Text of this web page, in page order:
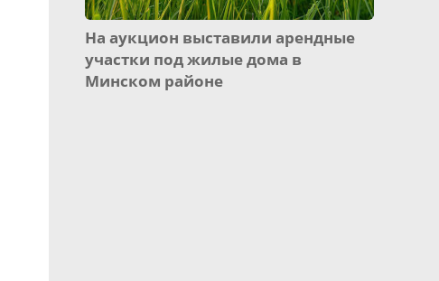
На аукцион выставили арендные
участки под жилые дома в
Минском районе